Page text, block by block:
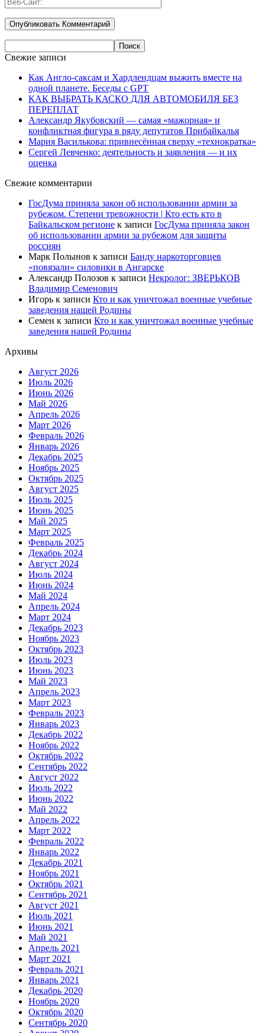
Свежие записи
Как Англо-саксам и Хардлендцам выжить вместе на
одной планете. Беседы с GPT
КАК ВЫБРАТЬ КАСКО ДЛЯ АВТОМОБИЛЯ БЕЗ
ПЕРЕПЛАТ
Александр Якубовский — самая «мажорная» и
конфликтная фигура в ряду депутатов Прибайкалья
Мария Василькова: привнесённая сверху «технократка»
Сергей Левченко: деятельность и заявления — и их
оценка
Свежие комментарии
ГосДума приняла закон об использовании армии за
рубежом. Степени тревожности | Кто есть кто в
Байкальском регионе к записи ГосДума приняла закон
об использовании армии за рубежом для защиты
россиян
Марк Полынов к записи Банду наркоторговцев
«повязали» силовики в Ангарске
Александр Полозов к записи Некролог: ЗВЕРЬКОВ
Владимир Семенович
Игорь к записи Кто и как уничтожал военные учебные
заведения нашей Родины
Семен к записи Кто и как уничтожал военные учебные
заведения нашей Родины
Архивы
Август 2026
Июль 2026
Июнь 2026
Май 2026
Апрель 2026
Март 2026
Февраль 2026
Январь 2026
Декабрь 2025
Ноябрь 2025
Октябрь 2025
Август 2025
Июль 2025
Июнь 2025
Май 2025
Март 2025
Февраль 2025
Декабрь 2024
Август 2024
Июль 2024
Июнь 2024
Май 2024
Апрель 2024
Март 2024
Декабрь 2023
Ноябрь 2023
Октябрь 2023
Июль 2023
Июнь 2023
Май 2023
Апрель 2023
Март 2023
Февраль 2023
Январь 2023
Декабрь 2022
Ноябрь 2022
Октябрь 2022
Сентябрь 2022
Август 2022
Июль 2022
Июнь 2022
Май 2022
Апрель 2022
Март 2022
Февраль 2022
Январь 2022
Декабрь 2021
Ноябрь 2021
Октябрь 2021
Сентябрь 2021
Август 2021
Июль 2021
Июнь 2021
Май 2021
Апрель 2021
Март 2021
Февраль 2021
Январь 2021
Декабрь 2020
Ноябрь 2020
Октябрь 2020
Сентябрь 2020